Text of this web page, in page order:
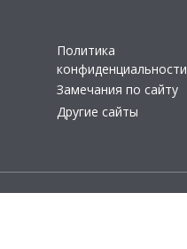
Политика
конфиденциальности
Замечания по сайту
Другие сайты